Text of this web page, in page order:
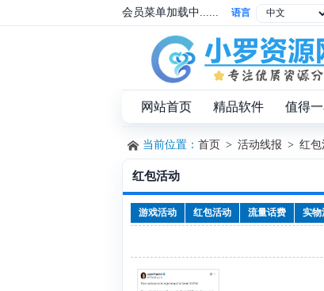
会员菜单加载中...... 语言
网站首页 精品软件 值得
当前位置： 首页 > 活动线报 > 红包
红包活动
游戏活动 红包活动 流量话费 实物